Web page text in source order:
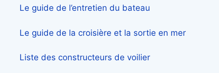
Le guide de l’entretien du bateau
Le guide de la croisière et la sortie en mer
Liste des constructeurs de voilier